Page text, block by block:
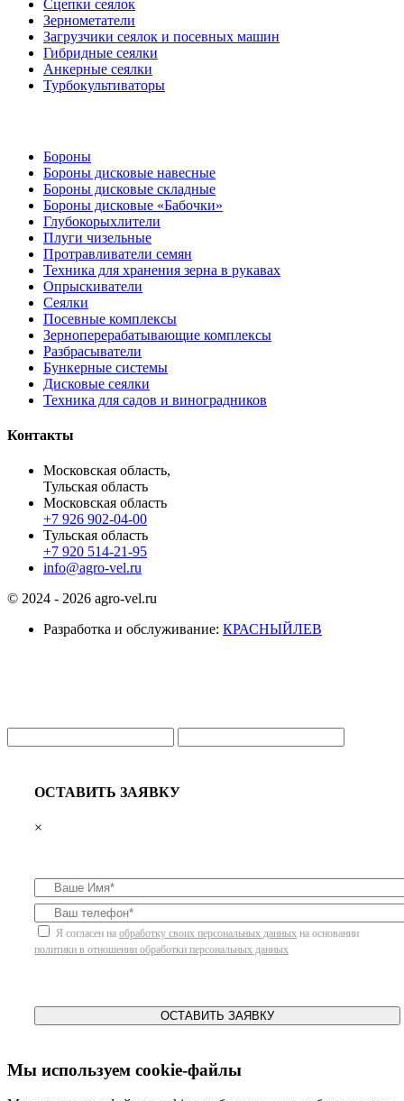
Сцепки сеялок
Зернометатели
Загрузчики сеялок и посевных машин
Гибридные сеялки
Анкерные сеялки
Турбокультиваторы
Бороны
Бороны дисковые навесные
Бороны дисковые складные
Бороны дисковые «Бабочки»
Глубокорыхлители
Плуги чизельные
Протравливатели семян
Техника для хранения зерна в рукавах
Опрыскиватели
Сеялки
Посевные комплексы
Зерноперерабатывающие комплексы
Разбрасыватели
Бункерные системы
Дисковые сеялки
Техника для садов и виноградников
Контакты
Московская область,
Тульская область
Московская область
+7 926 902-04-00
Тульская область
+7 920 514-21-95
info@agro-vel.ru
© 2024 - 2026 agro-vel.ru
Разработка и обслуживание: КРАСНЫЙЛЕВ
ОСТАВИТЬ ЗАЯВКУ
×
Я согласен на обработку своих персональных данных на основании
политики в отношении обработки персональных данных
ОСТАВИТЬ ЗАЯВКУ
Мы используем cookie-файлы